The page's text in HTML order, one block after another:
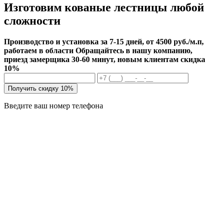
Изготовим кованые лестницы любой
сложности
Производство и установка за 7-15 дней, от 4500 руб./м.п,
работаем в области Обращайтесь в нашу компанию,
приезд замерщика 30-60 минут, новым клиентам скидка
10%
Получить скидку 10%
Введите ваш номер телефона